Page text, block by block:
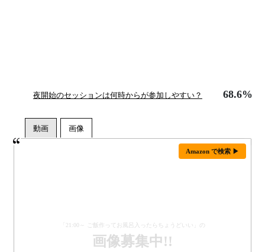
夜開始のセッションは何時からが参加しやすい？ 68.6%
Amazon で検索 ▶
「21:00～ ご飯作ってお風呂入ったらちょうどいい」の
画像募集中!!